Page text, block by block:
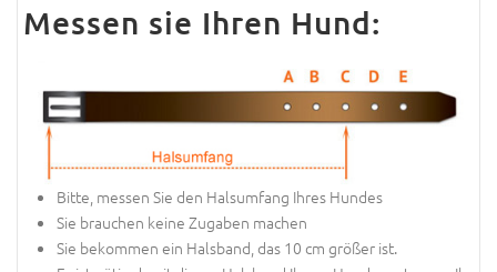
Messen sie Ihren Hund:
Bitte, messen Sie den Halsumfang Ihres Hundes
Sie brauchen keine Zugaben machen
Sie bekommen ein Halsband, das 10 cm größer ist.